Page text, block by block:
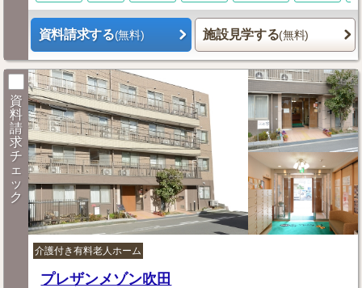
資料請求する(無料) 施設見学する(無料)
資
料
請
求
チ
ェ
ッ
ク
介護付き有料老人ホーム
プレザンメゾン吹田